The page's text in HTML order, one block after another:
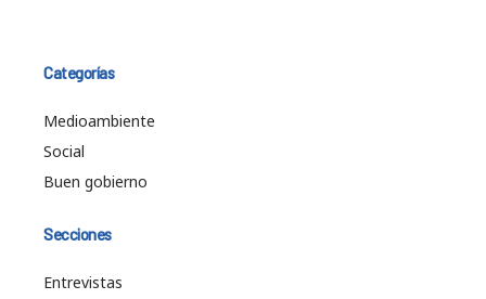
Categorías
Medioambiente
Social
Buen gobierno
Secciones
Entrevistas